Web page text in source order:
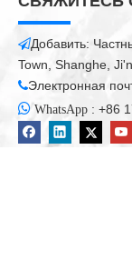
3-первые
Наше большое
означает, что
как только вы
техническую